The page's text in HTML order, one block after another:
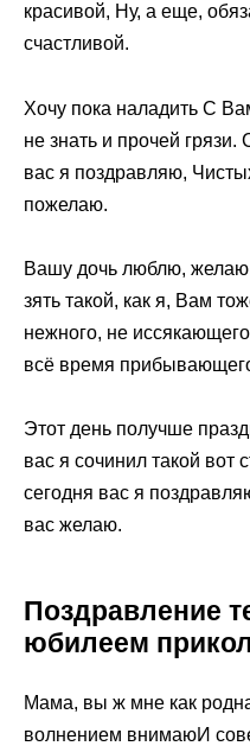
красивой, Ну, а еще,
счастливой.
Хочу пока наладить С
не знать и прочей
вас я поздравляю,
пожелаю.
Вашу дочь люблю,
зять такой, как я, Вам
нежного, не
всё время
Этот день получше
вас я сочинил такой вот
сегодня вас я
вас желаю.
Поздравление
юбилеем
Мама, вы ж мне как
волнением внимаюИ